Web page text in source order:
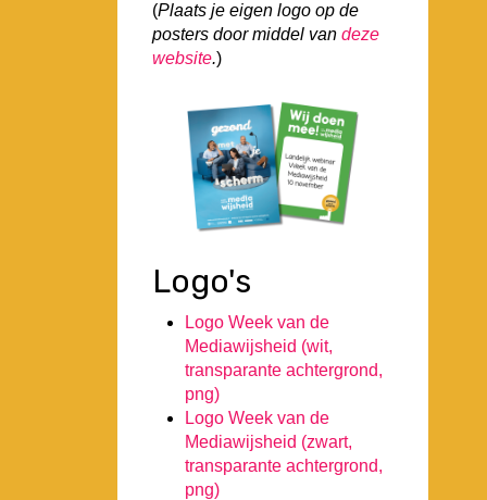
(Plaats je eigen logo op de
posters door middel van deze
website.)
Logo's
Logo Week van de
Mediawijsheid (wit,
transparante achtergrond,
png)
Logo Week van de
Mediawijsheid (zwart,
transparante achtergrond,
png)